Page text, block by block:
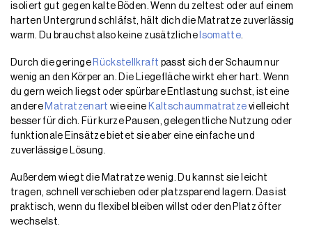
isoliert gut gegen kalte Böden. Wenn du zeltest oder auf einem
harten Untergrund schläfst, hält dich die Matratze zuverlässig
warm. Du brauchst also keine zusätzliche Isomatte
Durch die geringe Rückstellkraft passt sich der Schaum nur
wenig an den Körper an. Die Liegefläche wirkt eher hart. Wenn
du gern weich liegst oder spürbare Entlastung suchst, ist eine
andere Matratzenart wie eine Kaltschaummatratze vielleicht
besser für dich. Für kurze Pausen, gelegentliche Nutzung oder
funktionale Einsätze bietet sie aber eine einfache und
zuverlässige Lösung.
Außerdem wiegt die Matratze wenig. Du kannst sie leicht
tragen, schnell verschieben oder platzsparend lagern. Das ist
praktisch, wenn du flexibel bleiben willst oder den Platz öfter
wechselst.